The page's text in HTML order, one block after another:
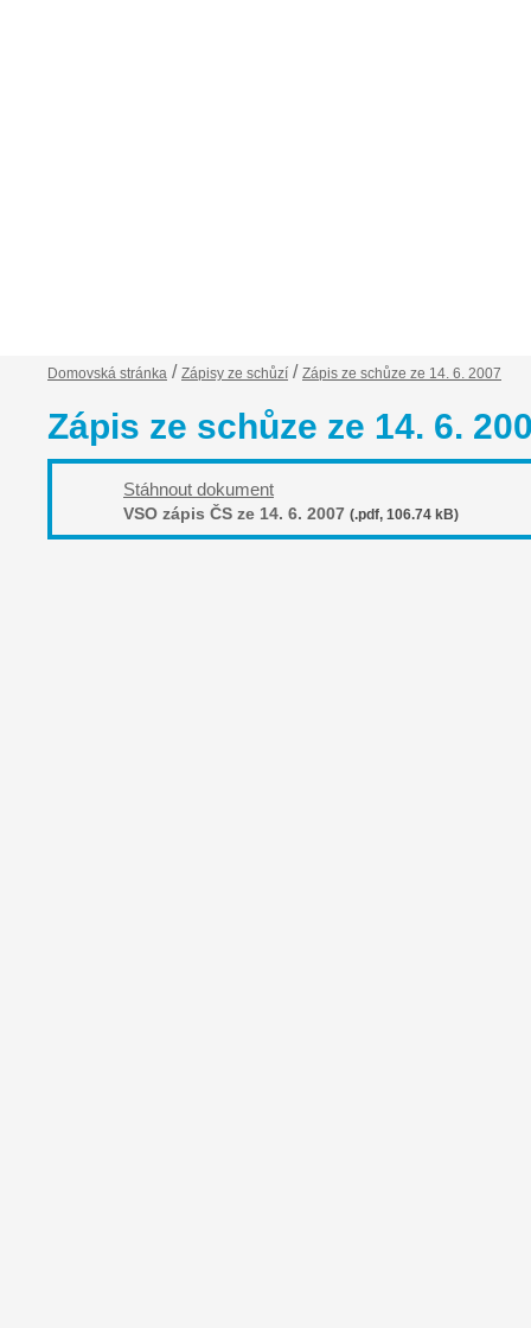
Domovská stránka / Zápisy ze schůzí / Zápis ze schůze ze 14. 6. 2007
Zápis ze schůze ze 14. 6.
Stáhnout dokument
VSO zápis ČS ze 14. 6. 2007 (.pdf, 106.74 kB)